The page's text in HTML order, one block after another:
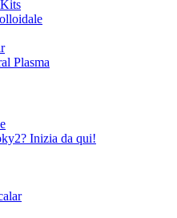
Plasma
Inizia da qui!